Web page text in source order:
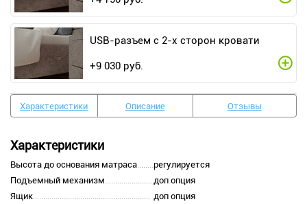
USB-разъем с 2-х сторон кровати
+9 030 руб.
Характеристики Описание Отзывы
Характеристики
Высота до основания матраса
регулируется
Подъемный механизм
доп опция
Ящик
доп опция